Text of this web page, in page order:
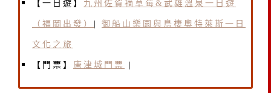
【一日遊】 九州佐賀摘草莓&武雄溫泉一日遊
（福岡出發） 御船山樂園與鳥棲奧特萊斯一日
文化之旅
【門票】 唐津城門票